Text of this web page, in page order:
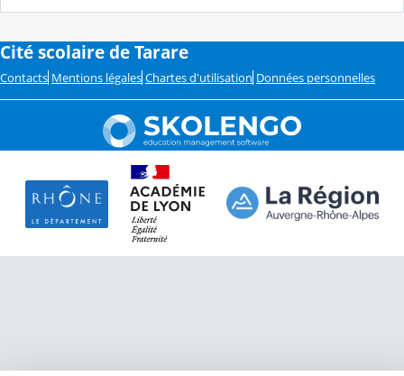
Cité scolaire de Tarare
Contacts Mentions légales Chartes d'utilisation Données personnelles